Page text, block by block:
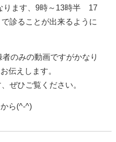
ります、9時～13時半 17
診ることが出来るように
のみの動画ですがかなり
伝えします。
ぜひご覧ください。
から(^-^)